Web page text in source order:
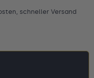
schneller Versand